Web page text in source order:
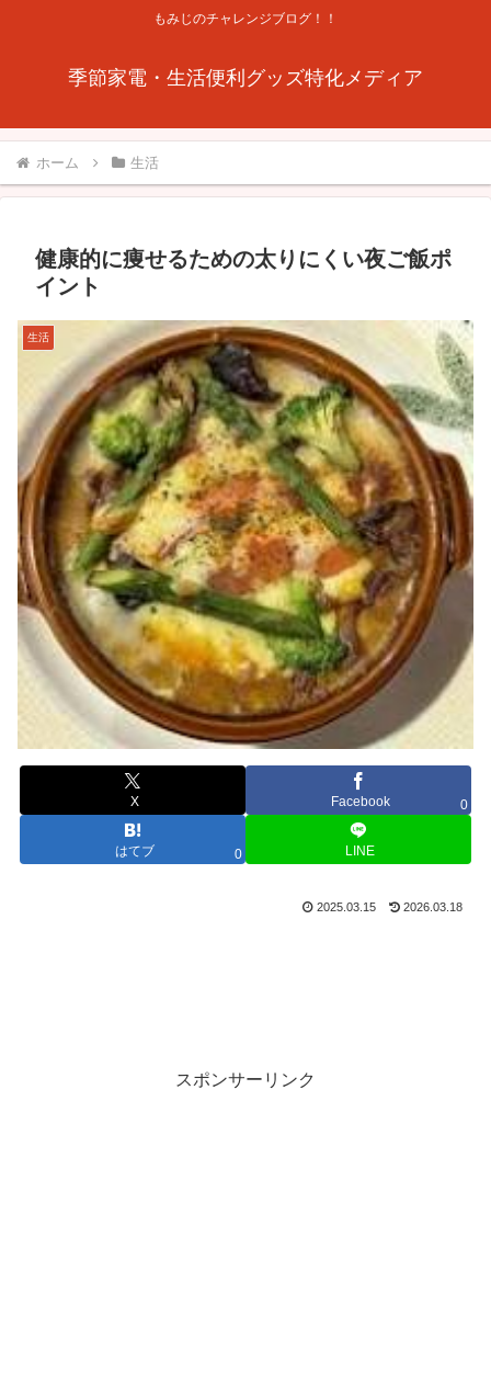
もみじのチャレンジブログ！！
季節家電・生活便利グッズ特化メディア
ホーム 生活
健康的に痩せるための太りにくい夜ご飯ポ
イント
生活
X Facebook 0
はてブ 0 LINE
2025.03.15 2026.03.18
スポンサーリンク